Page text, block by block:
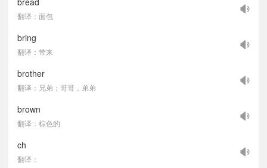
翻译：面包
bring
翻译：带来
brother
翻译：兄弟；哥哥，弟弟
brown
翻译：棕色的
ch
翻译：